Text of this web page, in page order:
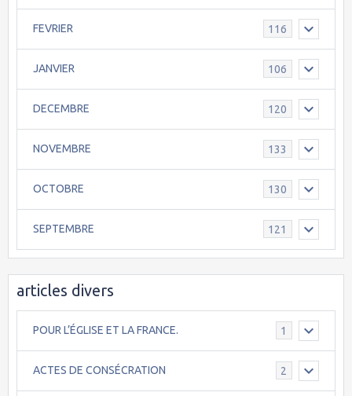
FEVRIER 116
JANVIER 106
DECEMBRE 120
NOVEMBRE 133
OCTOBRE 130
SEPTEMBRE 121
articles divers
POUR L’ÉGLISE ET LA FRANCE. 1
ACTES DE CONSÉCRATION 2